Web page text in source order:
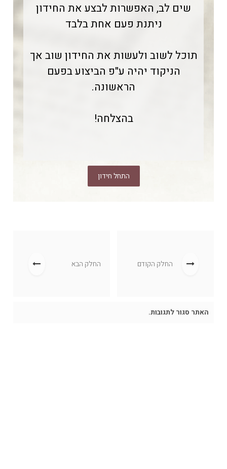
שים לב, האפשרות לבצע את החידון
ניתנת פעם אחת בלבד
תוכל לשוב ולעשות את החידון שוב אך
הניקוד יהיה ע"פ הביצוע בפעם
הראשונה.
בהצלחה!
התחל חידון
החלק הבא החלק הקודם
האתר סגור לתגובות.